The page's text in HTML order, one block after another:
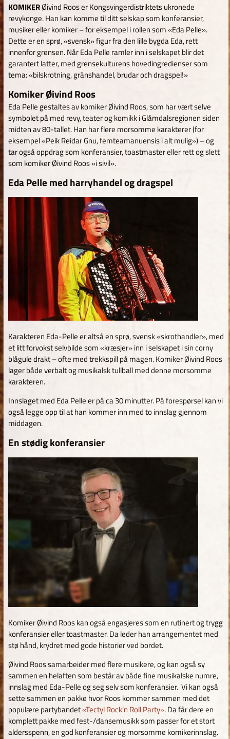
KOMIKERØivind Roos er Kongsvingerdistriktets ukronede
revykonge. Han kan komme til ditt selskap som konferansier,
musiker eller komiker – for eksempel i rollen som «Eda Pelle».
Dette er en sprø, «svensk» figur fra den lille bygda Eda, rett
innenfor grensen. Når Eda Pelle ramler inn i selskapet blir det
garantert latter, med grensekulturens hovedingredienser som
tema: «bilskrotning, gränshandel, brudar och dragspel!»
Komiker Øivind Roos
Eda Pelle gestaltes av komiker Øivind Roos, som har vært selve
symbolet på med revy, teater og komikk i Glåmdalsregionen siden
midten av 80-tallet. Han har flere morsomme karakterer (for
eksempel «Peik Reidar Gnu, femteamanuensis i alt mulig») – og
tar også oppdrag som konferansier, toastmaster eller rett og slett
som komiker Øivind Roos «i sivil».
Eda Pelle med harryhandel og dragspel
Karakteren Eda-Pelle er altså en sprø, svensk «skrothandler», med
et litt forvokst selvbilde som «kræsjer» inn i selskapet i sin corny
blågule drakt – ofte med trekkspill på magen. Komiker Øivind Roos
lager både verbalt og musikalsk tullball med denne morsomme
karakteren.
Innslaget med Eda Pelle er på ca 30 minutter. På forespørsel kan vi
også legge opp til at han kommer inn med to innslag gjennom
middagen.
En stødig konferansier
Komiker Øivind Roos kan også engasjeres som en rutinert og trygg
konferansier eller toastmaster. Da leder han arrangementet med
stø hånd, krydret med gode historier ved bordet.
Øivind Roos samarbeider med flere musikere, og kan også sy
sammen en helaften som består av både fine musikalske numre,
innslag med Eda-Pelle og seg selv som konferansier. Vi kan også
sette sammen en pakke hvor Roos kommer sammen med det
populære partybandet«Tectyl Rock’n Roll Party». Da får dere en
komplett pakke med fest-/dansemusikk som passer for et stort
aldersspenn, en god konferansier og morsomme komikerinnslag.